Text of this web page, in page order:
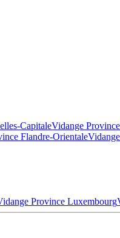
CapitaleVidange
Flandre-Orientale
Province Luxembourg